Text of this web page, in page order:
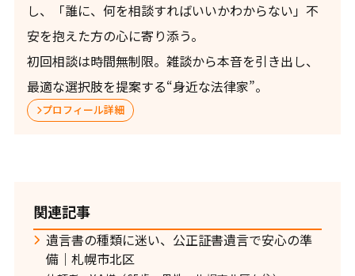
し、「誰に、何を相談すればいいかわからない」不
安を抱えた方の心に寄り添う。
初回相談は時間無制限。雑談から本音を引き出し、
最適な選択肢を提案する“身近な法律家”。
プロフィール詳細
関連記事
遺言書の種類に迷い、公正証書遺言で安心の準
備｜札幌市北区